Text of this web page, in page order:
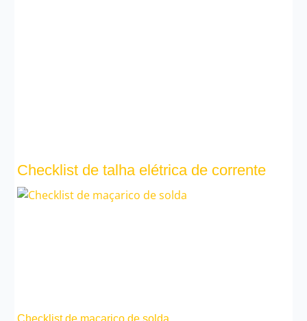
Checklist de talha elétrica de corrente